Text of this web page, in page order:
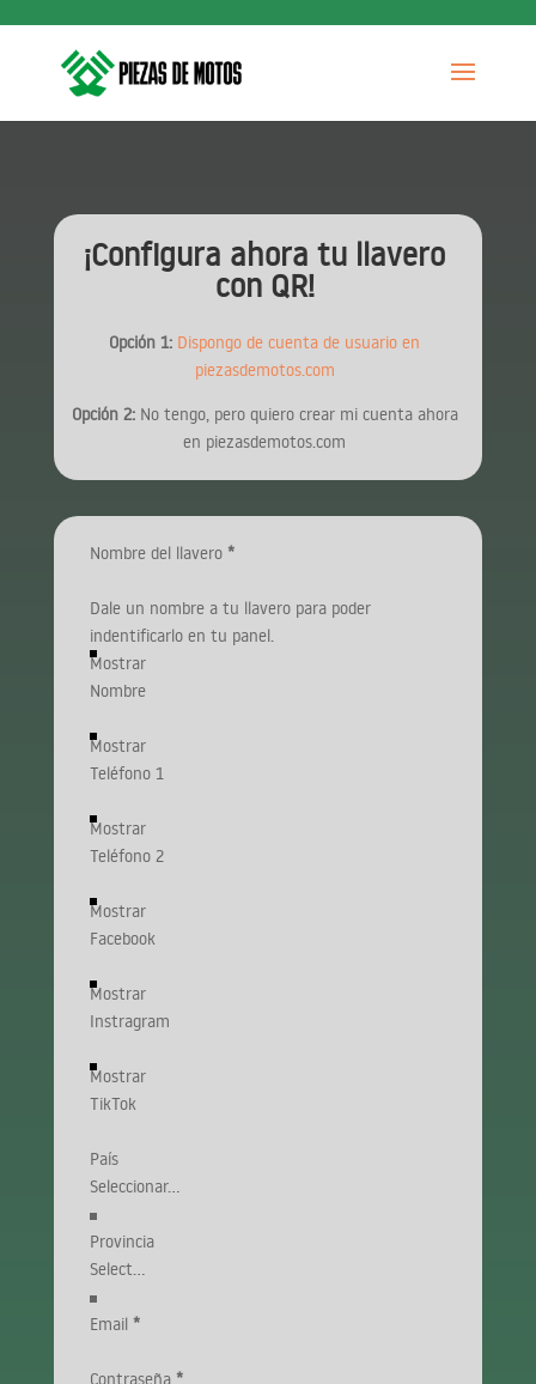
¡Configura ahora tu llavero
con QR!
Opción 1: Dispongo de cuenta de usuario en
piezasdemotos.com
Opción 2:No tengo, pero quiero crear mi cuenta ahora
en piezasdemotos.com
Nombre del llavero *
Dale un nombre a tu llavero para poder
indentificarlo en tu panel.
Mostrar
Nombre
Mostrar
Teléfono 1
Mostrar
Teléfono 2
Mostrar
Facebook
Mostrar
Instragram
Mostrar
TikTok
País
Provincia
Email *
Contraseña *